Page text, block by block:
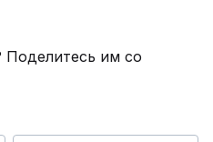
Поделитесь им со